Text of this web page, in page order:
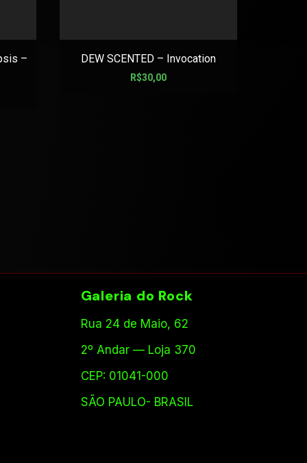
– DEW SCENTED – Invocation
R$30,00
Galeria do Rock
Rua 24 de Maio, 62
2º Andar — Loja 370
CEP: 01041-000
SÃO PAULO- BRASIL